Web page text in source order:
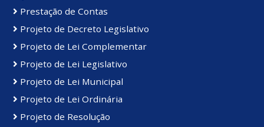
Prestação de Contas
Projeto de Decreto Legislativo
Projeto de Lei Complementar
Projeto de Lei Legislativo
Projeto de Lei Municipal
Projeto de Lei Ordinária
Projeto de Resolução